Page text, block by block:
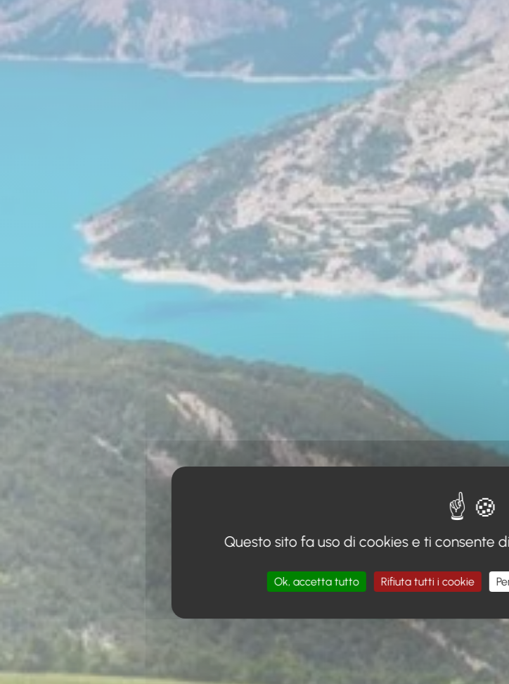
Questo sito fa uso di cookies e ti consente
Ok, accetta tutto Rifiuta tutti i cookie